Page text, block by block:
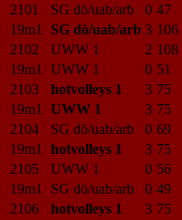
2101
SG dö/uab/arb 0 47
19m1
SG dö/uab/arb 3 106
2102
UWW 1 2 108
19m1
UWW 1 0 51
2103
hotvolleys 1 3 75
19m1
UWW 1 3 75
2104
SG dö/uab/arb 0 69
19m1
hotvolleys 1 3 75
2105
UWW 1 0 56
19m1
SG dö/uab/arb 0 49
2106
hotvolleys 1 3 75